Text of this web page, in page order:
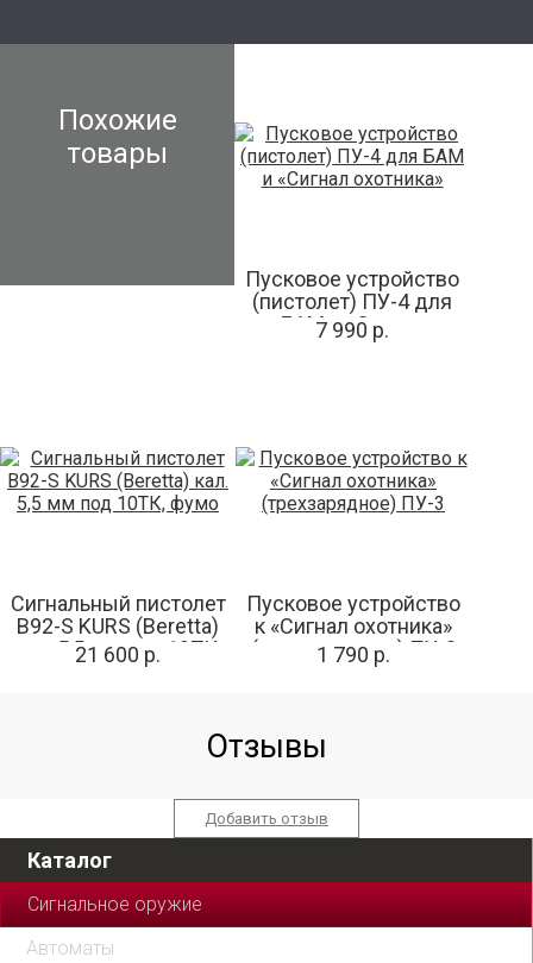
Похожие
товары
Пусковое устройство
(пистолет) ПУ-4 для
БАМ и «Сигнал
охотника»
7 990 р.
Сигнальный пистолет
B92-S KURS (Beretta)
кал. 5,5 мм под 10ТК,
21 600 р.
Пусковое устройство
к «Сигнал охотника»
(трехзарядное) ПУ-3
1 790 р.
Отзывы
Добавить отзыв
Каталог
Сигнальное оружие
Автоматы